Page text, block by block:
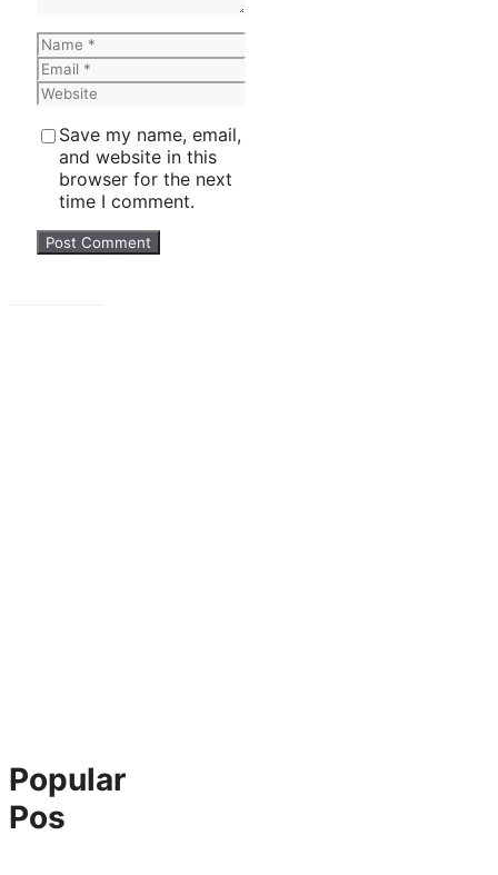
Name
Email
Website
Save my name, email,
and website in this
browser for the next
time I comment.
Popular
Pos